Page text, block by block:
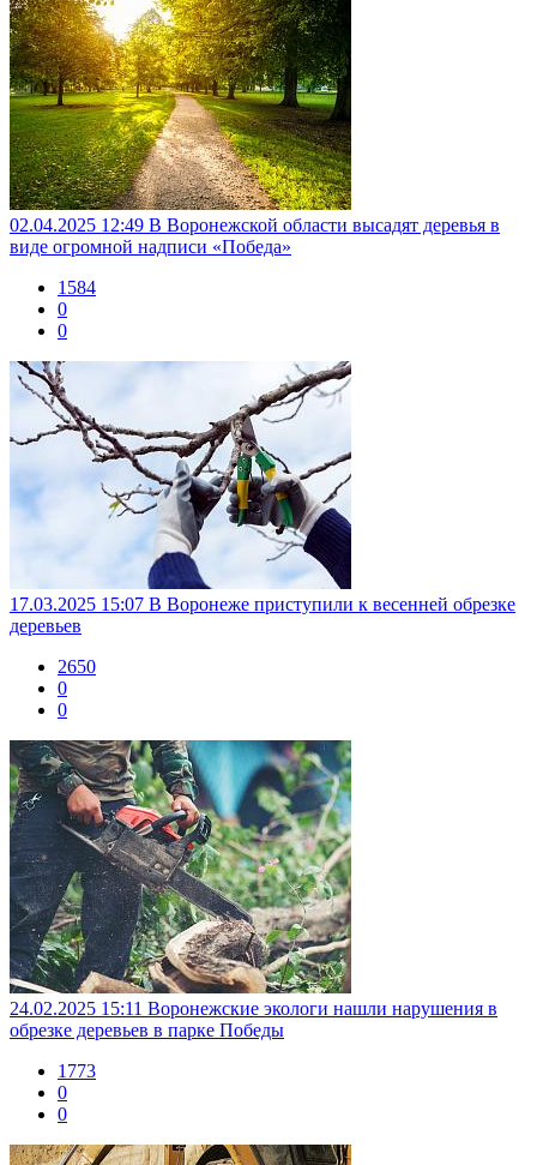
02.04.2025 12:49 В Воронежской области высадят деревья в
виде огромной надписи «Победа»
1584
0
0
17.03.2025 15:07 В Воронеже приступили к весенней обрезке
деревьев
2650
0
0
24.02.2025 15:11 Воронежские экологи нашли нарушения в
обрезке деревьев в парке Победы
1773
0
0